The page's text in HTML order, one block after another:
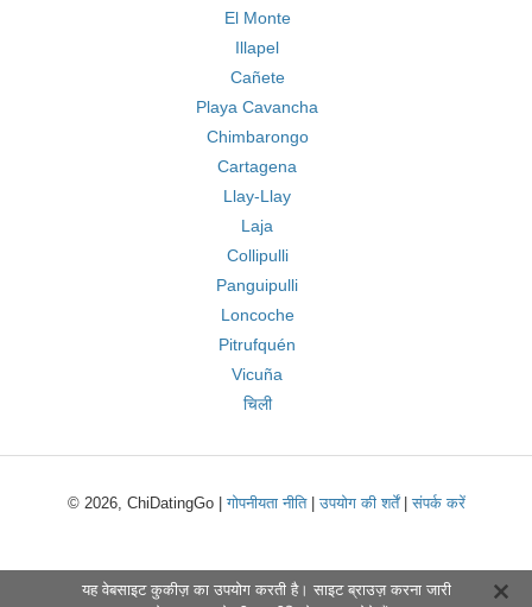
El Monte
Illapel
Cañete
Playa Cavancha
Chimbarongo
Cartagena
Llay-Llay
Laja
Collipulli
Panguipulli
Loncoche
Pitrufquén
Vicuña
चिली
© 2026, ChiDatingGo |गोपनीयता नीति|उपयोग की शर्तें|संपर्क करें
यह वेबसाइट कुकीज़ का उपयोग करती है। साइट ब्राउज़ करना जारी